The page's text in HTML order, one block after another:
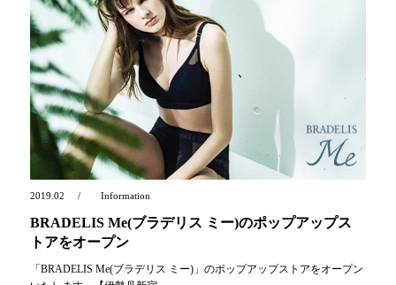
2019.02 Information
BRADELIS Me(ブラデリス ミー)のポップアップス
トアをオープン
「BRADELIS Me(ブラデリス ミー)」のポップアップストアをオープン